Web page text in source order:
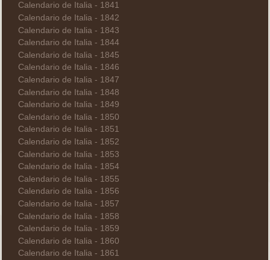
Calendario de Italia - 1841
Calendario de Italia - 1842
Calendario de Italia - 1843
Calendario de Italia - 1844
Calendario de Italia - 1845
Calendario de Italia - 1846
Calendario de Italia - 1847
Calendario de Italia - 1848
Calendario de Italia - 1849
Calendario de Italia - 1850
Calendario de Italia - 1851
Calendario de Italia - 1852
Calendario de Italia - 1853
Calendario de Italia - 1854
Calendario de Italia - 1855
Calendario de Italia - 1856
Calendario de Italia - 1857
Calendario de Italia - 1858
Calendario de Italia - 1859
Calendario de Italia - 1860
Calendario de Italia - 1861